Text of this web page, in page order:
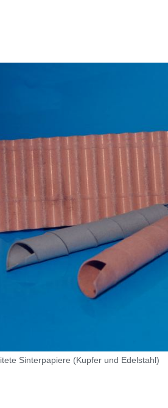
Sinterpapiere (Kupfer und Edelstahl)